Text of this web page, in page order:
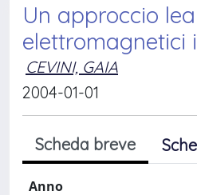
Un approccio
elettromagnetici
CEVINI, GAIA
2004-01-01
Scheda breve
Anno